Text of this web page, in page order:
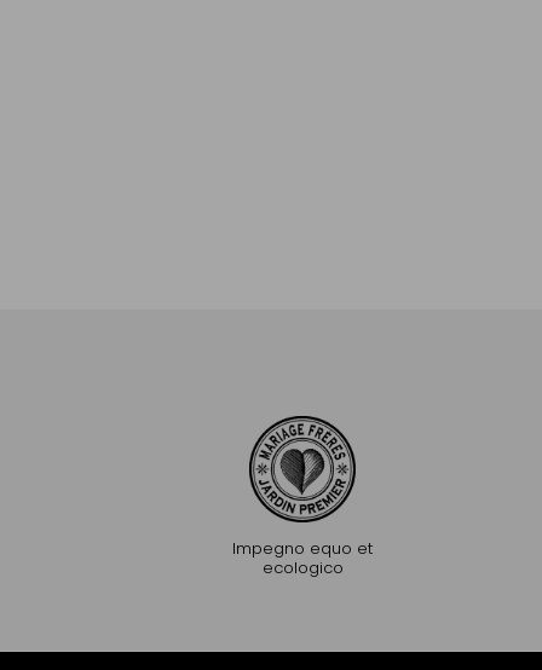
Impegno equo et
ecologico